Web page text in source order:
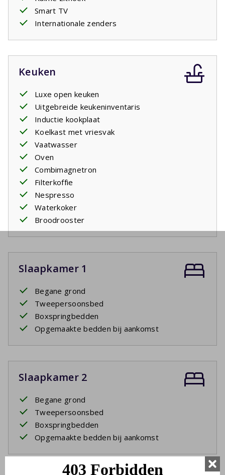
Smart TV
Internationale zenders
Keuken
Luxe open keuken
Uitgebreide keukeninventaris
Inductie kookplaat
Koelkast met vriesvak
Vaatwasser
Oven
Combimagnetron
Filterkoffie
Nespresso
Waterkoker
Broodrooster
Slaapkamer 1
Begane grond
Tweepersoonsbed
Boxspringbedden
Opgemaakte bedden bij aankomst
Slaapkamer 2
Begane grond
Tweepersoonsbed
Boxspringbedden
Opgemaakte bedden bij aankomst